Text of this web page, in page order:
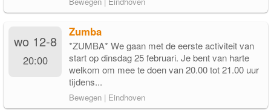
wo 12-8
20:00
Zumba
*ZUMBA* We gaan met de eerste activiteit van
start op dinsdag 25 februari. Je bent van harte
welkom om mee te doen van 20.00 tot 21.00 uur
tijdens...
Bewegen | Eindhoven